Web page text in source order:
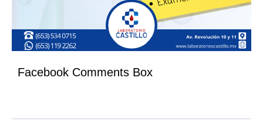
Facebook Comments Box